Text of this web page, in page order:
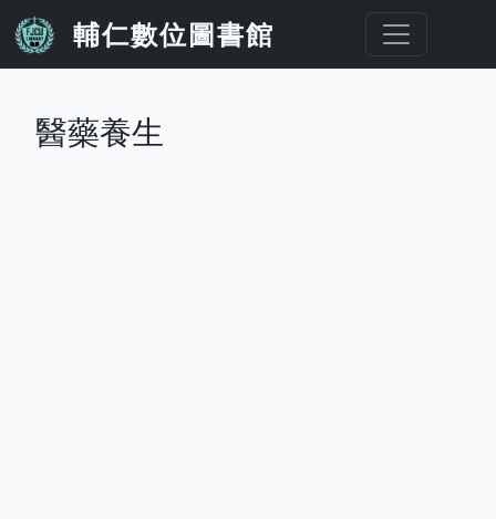
移至主內容
輔仁數位圖書館
醫藥養生